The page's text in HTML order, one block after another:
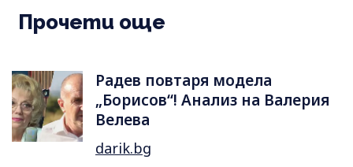
Прочети още
Радев повтаря модела
„Борисов“! Анализ на Валерия
Велева
darik.bg